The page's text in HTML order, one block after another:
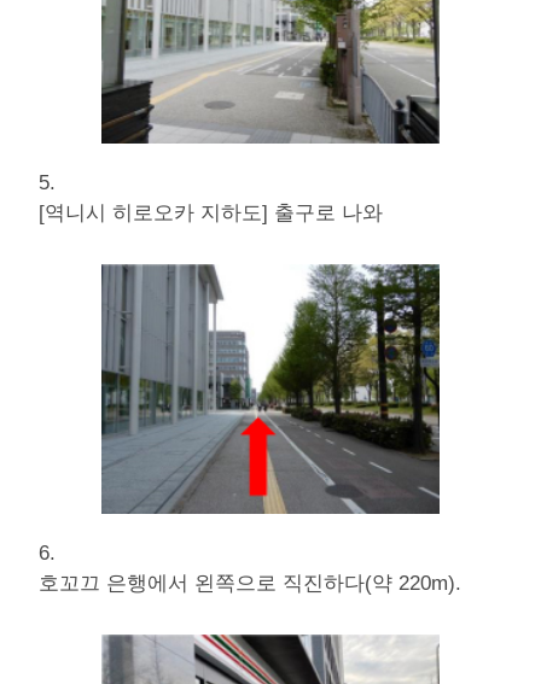
5.
[역니시 히로오카 지하도] 출구로 나와
6.
호꼬끄 은행에서 왼쪽으로 직진하다(약 220m).